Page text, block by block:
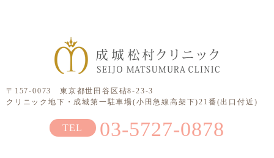
〒157-0073 東京都世田谷区砧8-23-3
クリニック地下・成城第一駐車場(小田急線高架下)21番(出口付近)
03-5727-0878